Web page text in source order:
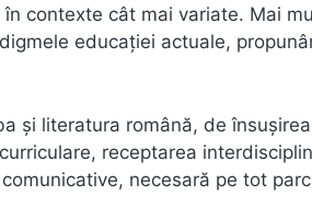
contexte cât mai variate. Mai
educației actuale,
și literatura română, de
receptarea
necesară pe tot